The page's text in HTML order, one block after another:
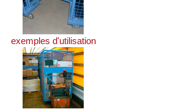
exemples d'utilisation